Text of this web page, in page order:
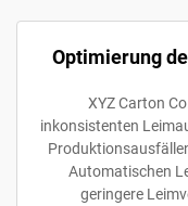
Optimierung
XYZ Carton
inkonsistenten
Automatischen
geringere